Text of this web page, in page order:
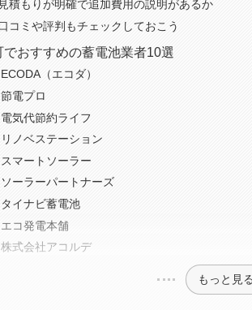
積もりが明確で追加費用の説明があるか
コミや評判もチェックしておこう
でおすすめの蓄電池業者10選
（エコダ）
電プロ
気代節約ライフ
ノベステーション
マートソーラー
ーラーパートナーズ
イナビ蓄電池
コ発電本舗
式会社アコルデ
もっと見る